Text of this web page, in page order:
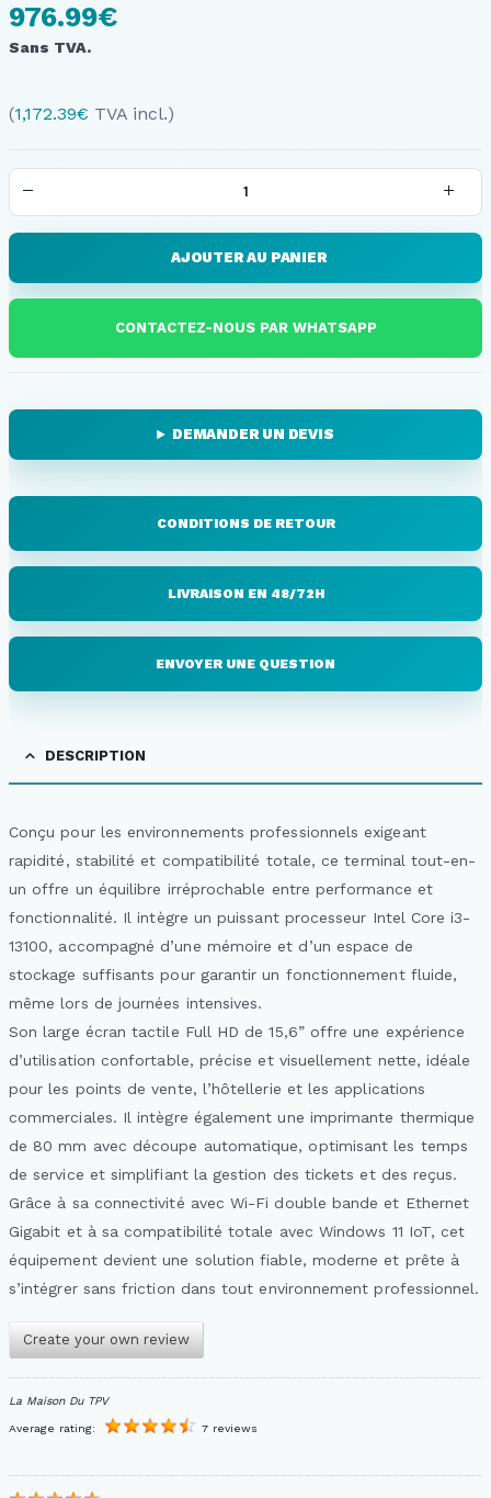
976.99€
Sans TVA.
(1,172.39€ TVA incl.)
AJOUTER AU PANIER
CONTACTEZ-NOUS PAR WHATSAPP
DEMANDER UN DEVIS
CONDITIONS DE RETOUR
LIVRAISON EN 48/72H
ENVOYER UNE QUESTION
DESCRIPTION
Conçu pour les environnements professionnels exigeant
rapidité, stabilité et compatibilité totale, ce terminal tout-en-
un offre un équilibre irréprochable entre performance et
fonctionnalité. Il intègre un puissant processeur Intel Core i3-
13100, accompagné d’une mémoire et d’un espace de
stockage suffisants pour garantir un fonctionnement fluide,
même lors de journées intensives.
Son large écran tactile Full HD de 15,6” offre une expérience
d’utilisation confortable, précise et visuellement nette, idéale
pour les points de vente, l’hôtellerie et les applications
commerciales. Il intègre également une imprimante thermique
de 80 mm avec découpe automatique, optimisant les temps
de service et simplifiant la gestion des tickets et des reçus.
Grâce à sa connectivité avec Wi-Fi double bande et Ethernet
Gigabit et à sa compatibilité totale avec Windows 11 IoT, cet
équipement devient une solution fiable, moderne et prête à
s’intégrer sans friction dans tout environnement professionnel.
Create your own review
La Maison Du TPV
Average rating:
7 reviews